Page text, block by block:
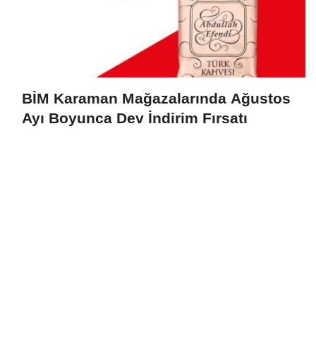
BİM Karaman Mağazalarında Ağustos
Ayı Boyunca Dev İndirim Fırsatı